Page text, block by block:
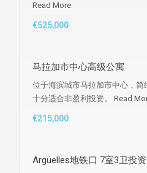
Read More
€525,000
马拉加市中心高级公寓
位于海滨城市马拉加市中心，简
十分适合非盈利投资。 Read
€215,000
Argüelles地铁口 7室3卫投